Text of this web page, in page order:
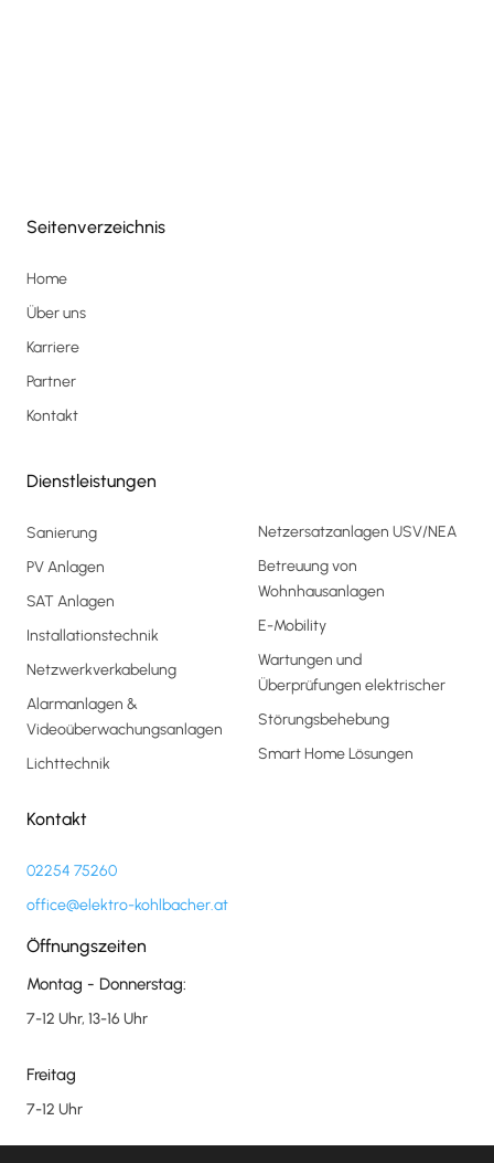
Seitenverzeichnis
Home
Über uns
Karriere
Partner
Kontakt
Dienstleistungen
Sanierung
PV Anlagen
SAT Anlagen
Installationstechnik
Netzwerkverkabelung
Alarmanlagen &
Videoüberwachungsanlagen
Lichttechnik
Netzersatzanlagen USV/NEA
Betreuung von
Wohnhausanlagen
E-Mobility
Wartungen und
Überprüfungen elektrischer
Störungsbehebung
Smart Home Lösungen
Kontakt
02254 75260
office@elektro-kohlbacher.at
Öffnungszeiten
Montag - Donnerstag:
7-12 Uhr, 13-16 Uhr
Freitag
7-12 Uhr